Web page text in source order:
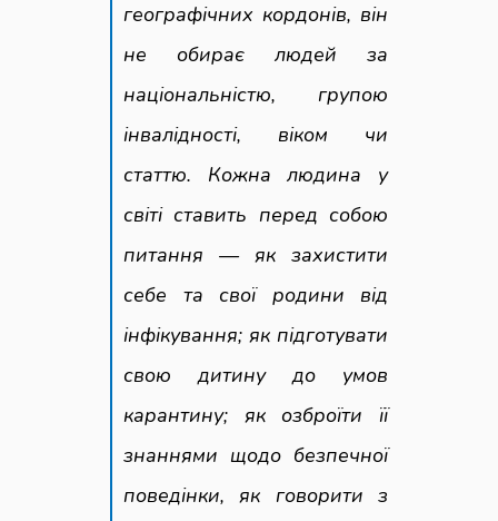
географічних кордонів, він
не обирає людей за
національністю, групою
інвалідності, віком чи
статтю. Кожна людина у
світі ставить перед собою
питання — як захистити
себе та свої родини від
інфікування; як підготувати
свою дитину до умов
карантину; як озброїти її
знаннями щодо безпечної
поведінки, як говорити з